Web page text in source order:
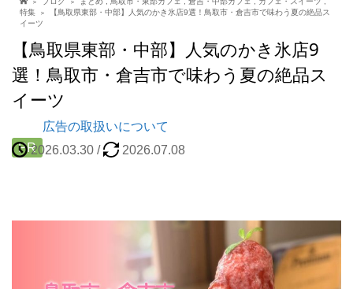
特集
【鳥取県東部・中部】人気のかき氷店9選！鳥取市・倉吉市で味わう夏の絶品ス
イーツ
【鳥取県東部・中部】人気のかき氷店9
選！鳥取市・倉吉市で味わう夏の絶品ス
イーツ
PR
広告の取扱いについて
2026.03.30 / 2026.07.08